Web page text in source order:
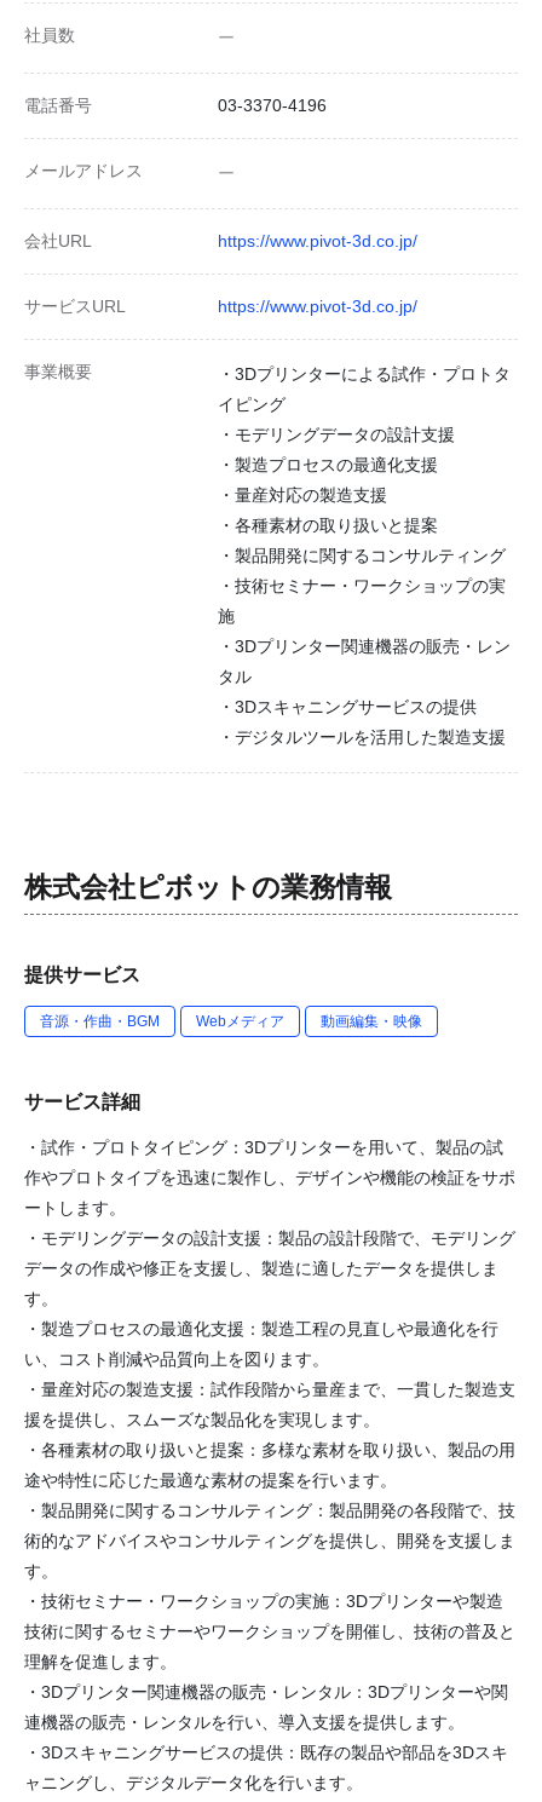
社員数 ー
電話番号 03-3370-4196
メールアドレス ー
会社URL https://www.pivot-3d.co.jp/
サービスURL https://www.pivot-3d.co.jp/
事業概要
・3Dプリンターによる試作・プロトタ
イピング
・モデリングデータの設計支援
・製造プロセスの最適化支援
・量産対応の製造支援
・各種素材の取り扱いと提案
・製品開発に関するコンサルティング
・技術セミナー・ワークショップの実
施
・3Dプリンター関連機器の販売・レン
タル
・3Dスキャニングサービスの提供
・デジタルツールを活用した製造支援
株式会社ピボット の業務情報
提供サービス
音源・作曲・BGM Webメディア 動画編集・映像
サービス詳細
・試作・プロトタイピング：3Dプリンターを用いて、製品の試
作やプロトタイプを迅速に製作し、デザインや機能の検証をサポ
ートします。
・モデリングデータの設計支援：製品の設計段階で、モデリング
データの作成や修正を支援し、製造に適したデータを提供しま
す。
・製造プロセスの最適化支援：製造工程の見直しや最適化を行
い、コスト削減や品質向上を図ります。
・量産対応の製造支援：試作段階から量産まで、一貫した製造支
援を提供し、スムーズな製品化を実現します。
・各種素材の取り扱いと提案：多様な素材を取り扱い、製品の用
途や特性に応じた最適な素材の提案を行います。
・製品開発に関するコンサルティング：製品開発の各段階で、技
術的なアドバイスやコンサルティングを提供し、開発を支援しま
す。
・技術セミナー・ワークショップの実施：3Dプリンターや製造
技術に関するセミナーやワークショップを開催し、技術の普及と
理解を促進します。
・3Dプリンター関連機器の販売・レンタル：3Dプリンターや関
連機器の販売・レンタルを行い、導入支援を提供します。
・3Dスキャニングサービスの提供：既存の製品や部品を3Dスキ
ャニングし、デジタルデータ化を行います。